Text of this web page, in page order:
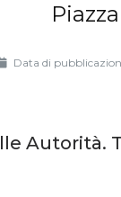
Data di
Autorità.